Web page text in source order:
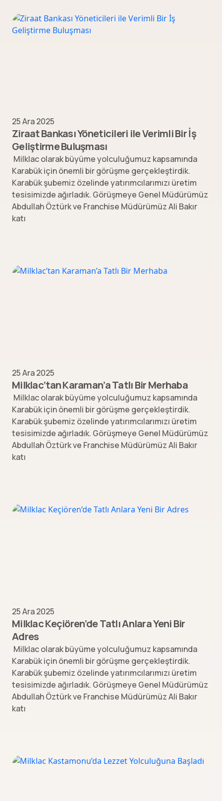
25 Ara 2025
Ziraat Bankası Yöneticileri ile Verimli Bir İş
Geliştirme Buluşması
Milklac olarak büyüme yolculuğumuz kapsamında
Karabük için önemli bir görüşme gerçekleştirdik.
Karabük şubemiz özelinde yatırımcılarımızı üretim
tesisimizde ağırladık. Görüşmeye Genel Müdürümüz
Abdullah Öztürk ve Franchise Müdürümüz Ali Bakır
katı
25 Ara 2025
Milklac’tan Karaman’a Tatlı Bir Merhaba
Milklac olarak büyüme yolculuğumuz kapsamında
Karabük için önemli bir görüşme gerçekleştirdik.
Karabük şubemiz özelinde yatırımcılarımızı üretim
tesisimizde ağırladık. Görüşmeye Genel Müdürümüz
Abdullah Öztürk ve Franchise Müdürümüz Ali Bakır
katı
25 Ara 2025
Milklac Keçiören’de Tatlı Anlara Yeni Bir
Adres
Milklac olarak büyüme yolculuğumuz kapsamında
Karabük için önemli bir görüşme gerçekleştirdik.
Karabük şubemiz özelinde yatırımcılarımızı üretim
tesisimizde ağırladık. Görüşmeye Genel Müdürümüz
Abdullah Öztürk ve Franchise Müdürümüz Ali Bakır
katı